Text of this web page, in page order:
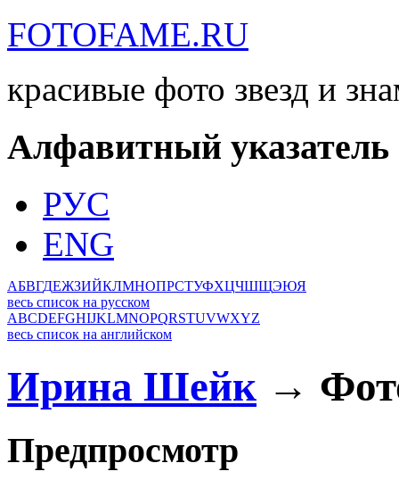
FOTOFAME.RU
красивые фото звезд и
Алфавитный указатель
РУС
ENG
АБВГДЕЖЗИЙКЛМНОПРСТУФХЦЧШЩЭЮЯ
весь список на русском
ABCDEFGHIJKLMNOPQRSTUVWXYZ
весь список на английском
Ирина Шейк →
Предпросмотр